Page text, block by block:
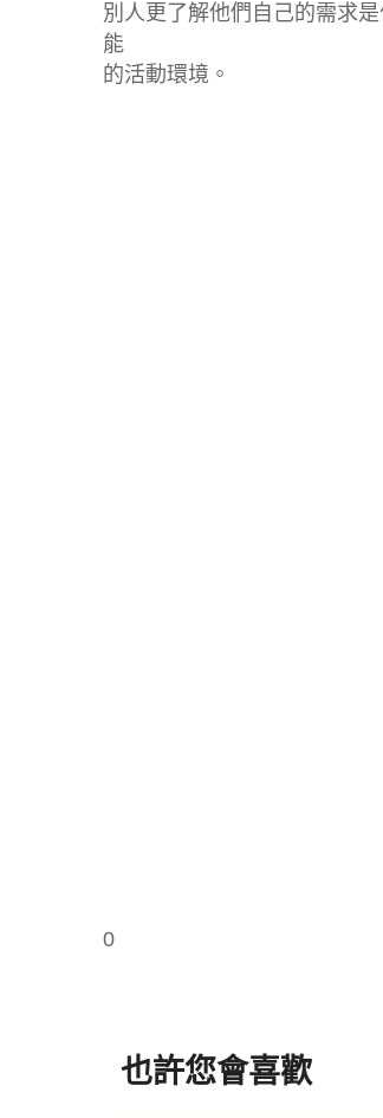
別人更了解他們自己的需求
能
的活動環境。
0
也許您會喜歡